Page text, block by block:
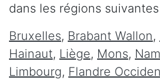
dans les régions
Bruxelles, Brabant Wallon,
Hainaut, Liège, Mons,
Limbourg, Flandre